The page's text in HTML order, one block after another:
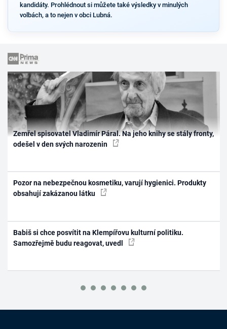
kandidáty. Prohlédnout si můžete také výsledky v minulých
volbách, a to nejen v obci Lubná.
Zemřel spisovatel Vladimír Páral. Na jeho knihy se stály fronty,
odešel v den svých narozenin
Pozor na nebezpečnou kosmetiku, varují hygienici. Produkty
obsahují zakázanou látku
Babiš si chce posvítit na Klempířovu kulturní politiku.
Samozřejmě budu reagovat, uvedl